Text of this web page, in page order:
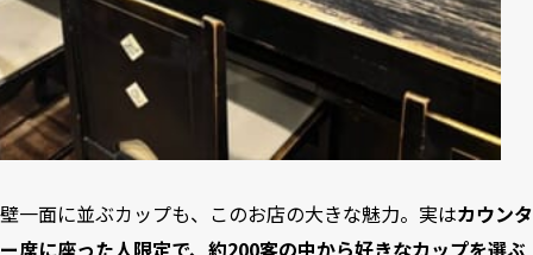
壁一面に並ぶカップも、このお店の大きな魅力。実はカウンタ
ー席に座った人限定で、約200客の中から好きなカップを選ぶ